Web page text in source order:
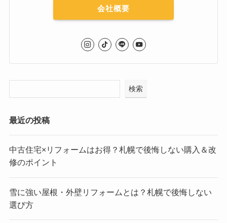
会社概要
検索
最近の投稿
中古住宅×リフォームはお得？札幌で後悔しない購入＆改
修のポイント
雪に強い屋根・外壁リフォームとは？札幌で後悔しない
選び方